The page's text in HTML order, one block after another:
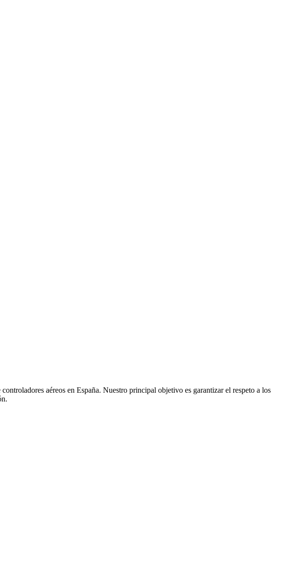
aéreos en España. Nuestro principal objetivo es garantizar el respeto a los